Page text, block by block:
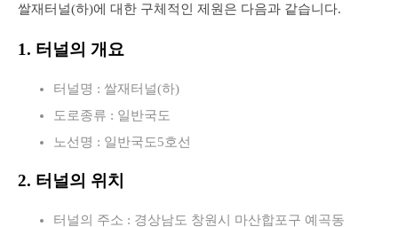
쌀재터널(하)에 대한 구체적인 제원은 다음과 같습니다.
1. 터널의 개요
터널명 : 쌀재터널(하)
도로종류 : 일반국도
노선명 : 일반국도5호선
2. 터널의 위치
터널의 주소 : 경상남도 창원시 마산합포구 예곡동